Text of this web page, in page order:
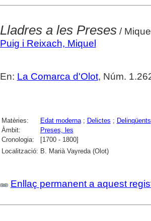
Lladres a les Preses/
Puig i Reixach, Miquel
En: La Comarca d'Olot, Núm.
Matèries: Edat moderna; Delictes ; Delinqüents
Àmbit:
Preses, les
Cronologia:
[1700 - 1800]
Localització: B. Marià Vayreda (Olot)
Enllaç permanent a aquest